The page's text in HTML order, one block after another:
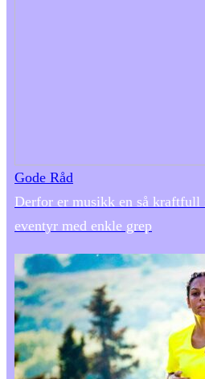
Gode Råd
Derfor er musikk en så kraftfull
eventyr med enkle grep